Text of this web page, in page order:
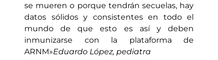
se mueren o porque tendrán secuelas, hay
datos sólidos y consistentes en todo el
mundo de que esto es así y deben
inmunizarse con la plataforma de
ARNM»Eduardo López, pediatra